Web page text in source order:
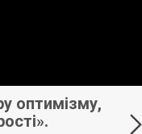
оптимізму,